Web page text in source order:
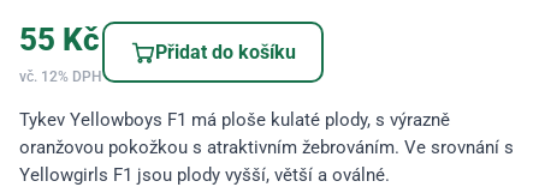
55 Kč
vč. 12% DPH
Přidat do košíku
Tykev Yellowboys F1 má ploše kulaté plody, s výrazně
oranžovou pokožkou s atraktivním žebrováním. Ve srovnání s
Yellowgirls F1 jsou plody vyšší, větší a oválné.